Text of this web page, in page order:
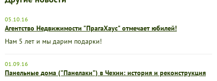
05.10.16
Агентство Недвижимости "ПрагаХаус" отмечает юбилей!
Нам 5 лет и мы дарим подарки!
01.09.16
Панельные дома ("Панелаки") в Чехии: история и реконструкция